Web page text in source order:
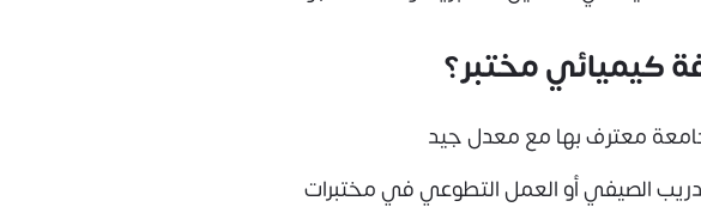
كيميائي مختبر؟
معترف بها مع معدل جيد
الصيفي أو العمل التطوعي في مختبرات